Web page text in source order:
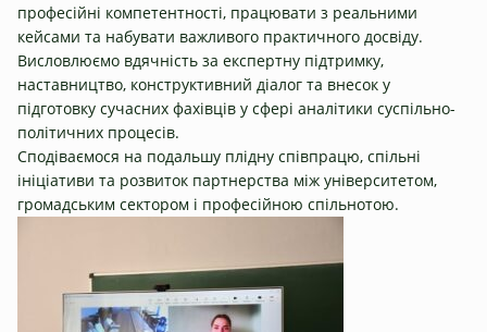
професійні компетентності, працювати з реальними
кейсами та набувати важливого практичного досвіду.
Висловлюємо вдячність за експертну підтримку,
наставництво, конструктивний діалог та внесок у
підготовку сучасних фахівців у сфері аналітики суспільно-
політичних процесів.
Сподіваємося на подальшу плідну співпрацю, спільні
ініціативи та розвиток партнерства між університетом,
громадським сектором і професійною спільнотою.